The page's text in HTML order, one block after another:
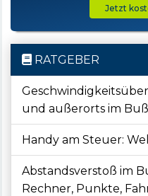
Jetzt
RATGEBER
und außerorts im
Handy am Steuer:
Abstandsverstoß im
Rechner, Punkte,